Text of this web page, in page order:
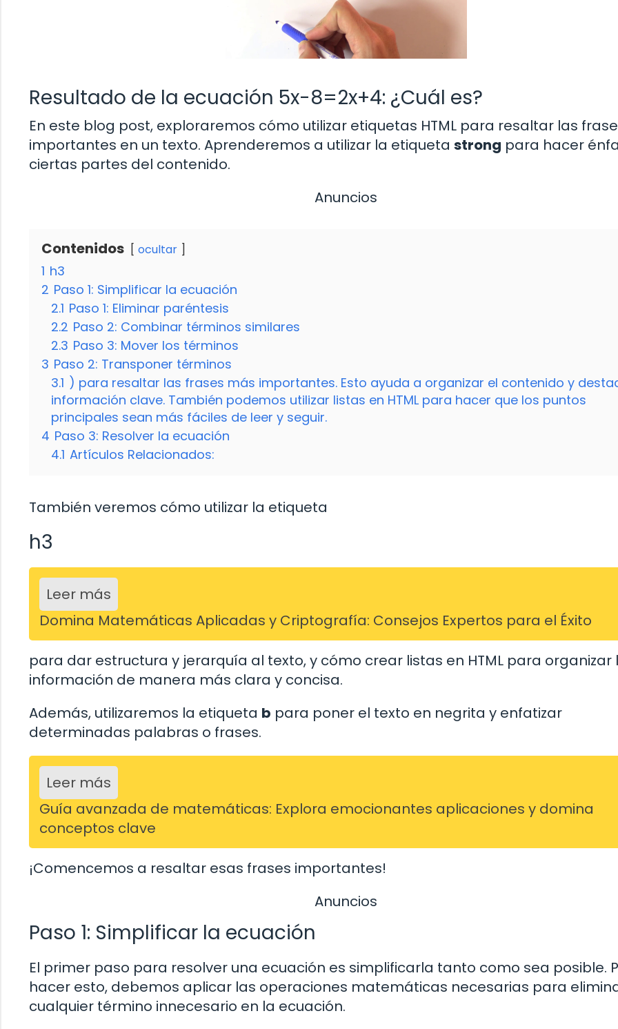
Resultado de la ecuación 5x-8=2x+4: ¿Cuál es?
En este blog post, exploraremos cómo utilizar etiquetas HTML para resaltar las
importantes en un texto. Aprenderemos a utilizar la etiqueta strong para hacer
ciertas partes del contenido.
Anuncios
Contenidos ocultar
1 h3
2 Paso 1: Simplificar la ecuación
2.1 Paso 1: Eliminar paréntesis
2.2 Paso 2: Combinar términos similares
2.3 Paso 3: Mover los términos
3 Paso 2: Transponer términos
3.1 ) para resaltar las frases más importantes. Esto ayuda a organizar el contenido y
información clave. También podemos utilizar listas en HTML para hacer que los puntos
principales sean más fáciles de leer y seguir.
4 Paso 3: Resolver la ecuación
4.1 Artículos Relacionados:
También veremos cómo utilizar la etiqueta
h3
Leer más
Domina Matemáticas Aplicadas y Criptografía: Consejos Expertos para el Éxito
para dar estructura y jerarquía al texto, y cómo crear listas en HTML para organizar
información de manera más clara y concisa.
Además, utilizaremos la etiqueta b para poner el texto en negrita y enfatizar
determinadas palabras o frases.
Leer más
Guía avanzada de matemáticas: Explora emocionantes aplicaciones y domina
conceptos clave
¡Comencemos a resaltar esas frases importantes!
Anuncios
Paso 1: Simplificar la ecuación
El primer paso para resolver una ecuación es simplificarla tanto como sea posible.
hacer esto, debemos aplicar las operaciones matemáticas necesarias para
cualquier término innecesario en la ecuación.